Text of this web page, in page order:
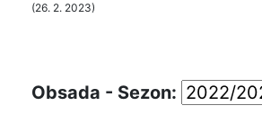
(26. 2. 2023)
Obsada - Sezon: